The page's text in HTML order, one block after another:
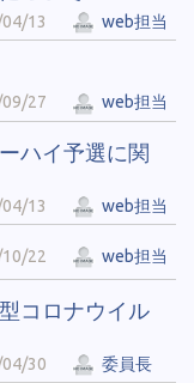
13 web担当
27 web担当
ハイ予選に関
13 web担当
22 web担当
コロナウイル
30 委員長